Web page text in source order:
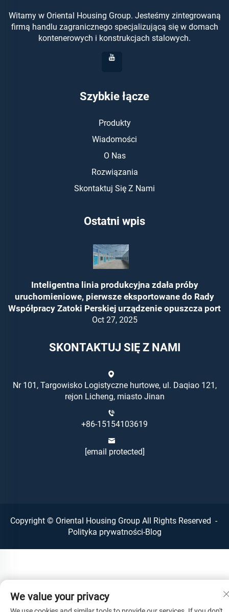
Witamy w Oriental Housing Group. Jesteśmy zintegrowaną
firmą handlu zagranicznego specjalizującą się w domach
kontenerowych i konstrukcjach stalowych.
Szybkie łącze
Produkty
Wiadomości
O Nas
Rozwiązania
Skontaktuj Się Z Nami
Ostatni wpis
Inteligentna linia produkcyjna zdała próby
uruchomieniowe, pierwsze eksportowane do Rady
Współpracy Zatoki Perskiej urządzenie opuszcza port
Oct 27, 2025
SKONTAKTUJ SIĘ Z NAMI
Nr 101, Targowisko Logistyczne hurtowe, ul. Daqiao 121,
rejon Licheng, miasto Jinan
+86-15154103619
[email protected]
Copyright © Oriental Housing Group All Rights Reserved -
Polityka prywatności-Blog
We value your privacy